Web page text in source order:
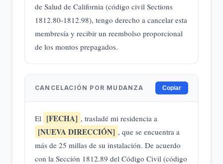
de Salud de California (código civil Sections
1812.80-1812.98), tengo derecho a cancelar esta
membresía y recibir un reembolso proporcional
de los montos prepagados.
CANCELACIÓN POR MUDANZA Copiar
El [FECHA] , trasladé mi residencia a
[NUEVA DIRECCIÓN] , que se encuentra a
más de 25 millas de su instalación. De acuerdo
con la Sección 1812.89 del Código Civil (código